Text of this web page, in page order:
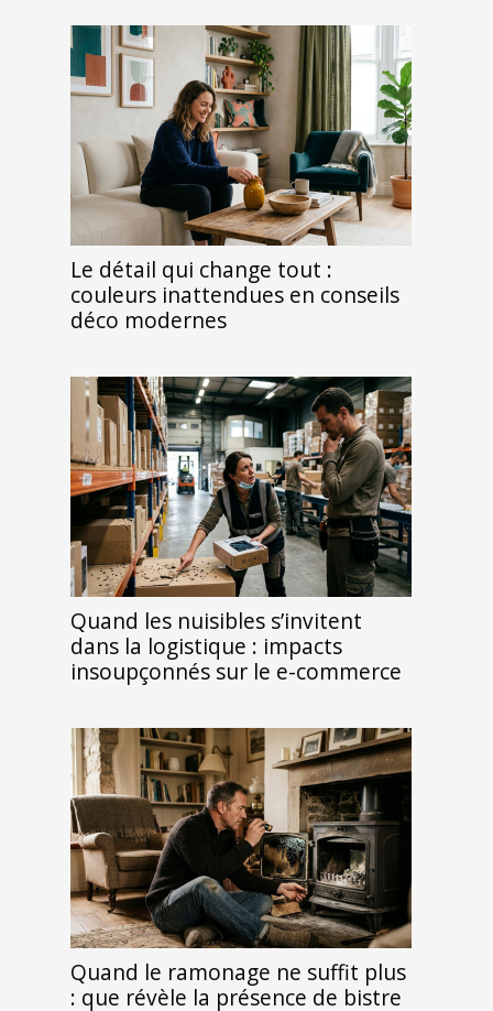
Le détail qui change tout :
couleurs inattendues en conseils
déco modernes
Quand les nuisibles s’invitent
dans la logistique : impacts
insoupçonnés sur le e-commerce
Quand le ramonage ne suffit plus
: que révèle la présence de bistre